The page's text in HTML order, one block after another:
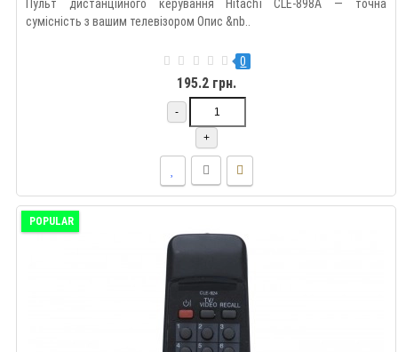
Пульт дистанційного керування Hitachi CLE-898A — точна
сумісність з вашим телевізором Опис &nb..
0
195.2 грн.
-
+
POPULAR